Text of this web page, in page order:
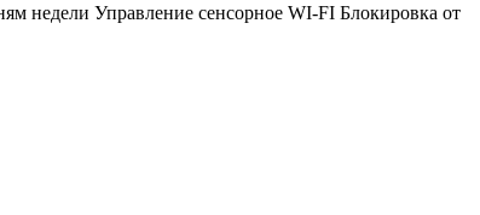
недели Управление сенсорное WI-FI Блокировка от